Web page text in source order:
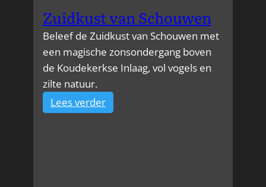
Zuidkust van Schouwen
Beleef de Zuidkust van Schouwen met
een magische zonsondergang boven
de Koudekerkse Inlaag, vol vogels en
zilte natuur.
Lees verder:
Zuidkust